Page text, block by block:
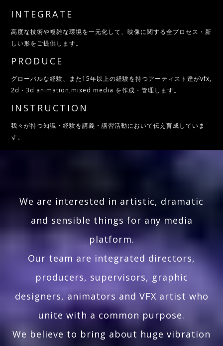
INTEGRATE
高度な技術や複雑な環境を一元化して、映像に関する全プロセス・新
しい形をご提供します。
PRODUCE
グローバルな経験、また15年以上の経験を持つアーティスト達がvfx,
2d・3d animation,mixed media を作成・管理します。
INSTRUCTION
我々が持つ知識・経験を講義・講習活動において伝え育成していま
す。
We are interested in artistic, dramatic
and sensible things for any media
platform.
Our team are integrated directors,
producers, supervisors, graphic
designers, animators and VFX artist who
unite with a common purpose.
We believe to bring about huge vibration